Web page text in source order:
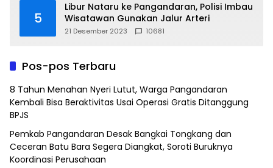
5
Libur Nataru ke Pangandaran, Polisi Imbau
Wisatawan Gunakan Jalur Arteri
21 Desember 2023 10681
Pos-pos Terbaru
8 Tahun Menahan Nyeri Lutut, Warga Pangandaran
Kembali Bisa Beraktivitas Usai Operasi Gratis Ditanggung
BPJS
Pemkab Pangandaran Desak Bangkai Tongkang dan
Ceceran Batu Bara Segera Diangkat, Soroti Buruknya
Koordinasi Perusahaan